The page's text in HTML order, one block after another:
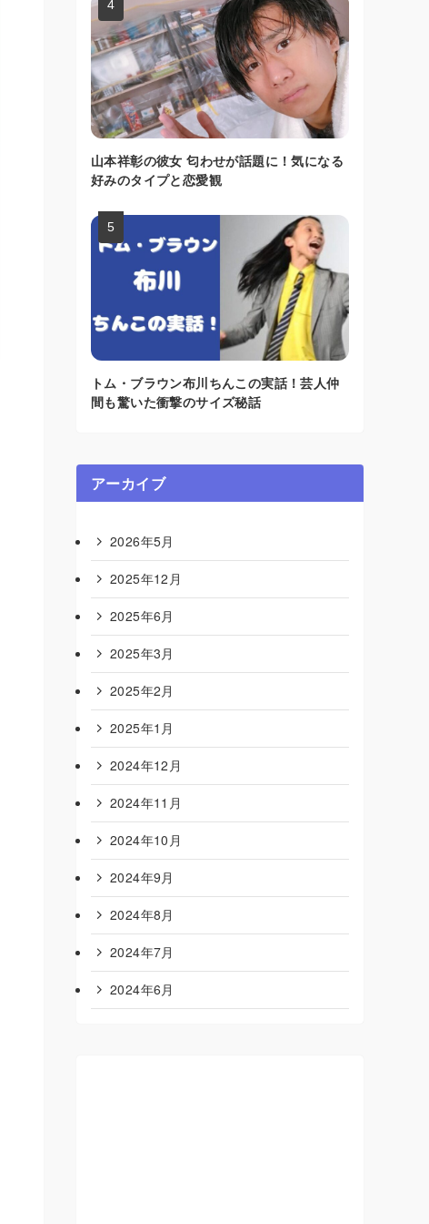
山本祥彰の彼女 匂わせが話題に！気になる
好みのタイプと恋愛観
トム・ブラウン布川ちんこの実話！芸人仲
間も驚いた衝撃のサイズ秘話
アーカイブ
2026年5月
2025年12月
2025年6月
2025年3月
2025年2月
2025年1月
2024年12月
2024年11月
2024年10月
2024年9月
2024年8月
2024年7月
2024年6月